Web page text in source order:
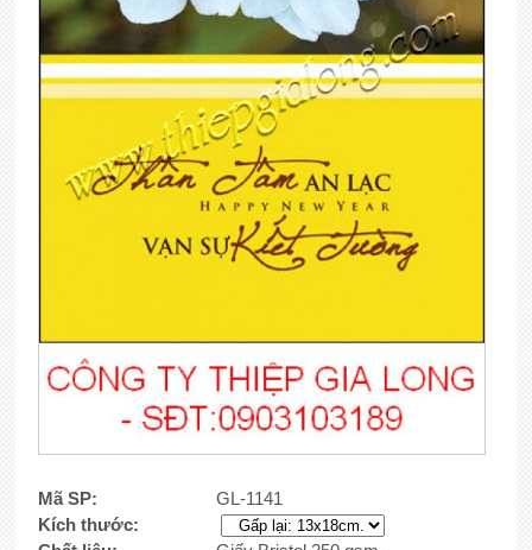
Mã SP:
GL-1141
Kích thước: